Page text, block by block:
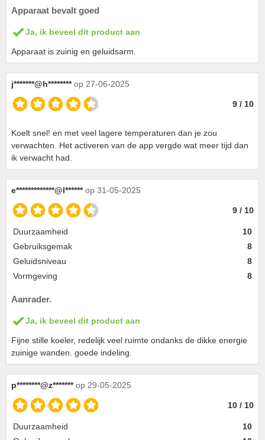
Apparaat bevalt goed
Ja, ik beveel dit product aan
Apparaat is zuinig en geluidsarm.
j*******@h******** op 27-06-2025
9 / 10
Koelt snel! en met veel lagere temperaturen dan je zou
verwachten. Het activeren van de app vergde wat meer tijd dan
ik verwacht had.
e*************@l****** op 31-05-2025
9 / 10
Duurzaamheid
10
Gebruiksgemak
8
Geluidsniveau
8
Vormgeving
8
Aanrader.
Ja, ik beveel dit product aan
Fijne stille koeler, redelijk veel ruimte ondanks de dikke energie
zuinige wanden. goede indeling.
p********@z******* op 29-05-2025
10 / 10
Duurzaamheid
10